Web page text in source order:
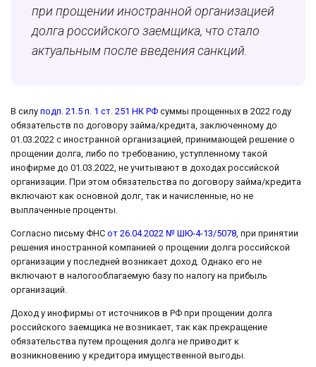
при прощении иностранной организацией
долга российского заемщика, что стало
актуальным после введения санкций.
В силу подп. 21.5 п. 1 ст. 251 НК РФ суммы прощенных в 2022 году
обязательств по договору займа/кредита, заключенному до
01.03.2022 с иностранной организацией, принимающей решение о
прощении долга, либо по требованию, уступленному такой
инофирме до 01.03.2022, не учитывают в доходах российской
организации. При этом обязательства по договору займа/кредита
включают как основной долг, так и начисленные, но не
выплаченные проценты.
Согласно письму ФНС от 26.04.2022 № ШЮ-4-13/5078, при принятии
решения иностранной компанией о прощении долга российской
организации у последней возникает доход. Однако его не
включают в налогооблагаемую базу по налогу на прибыль
организаций.
Доход у инофирмы от источников в РФ при прощении долга
российского заемщика не возникает, так как прекращение
обязательства путем прощения долга не приводит к
возникновению у кредитора имущественной выгоды.